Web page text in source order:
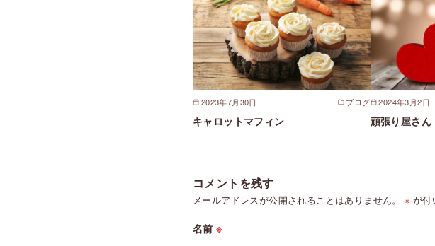
2023年7月30日 ブログ
キャロットマフィン
2024年3月2日
頑張り屋さん
コメントを残す
メールアドレスが公開されることはありません。 ※ が付
名前※